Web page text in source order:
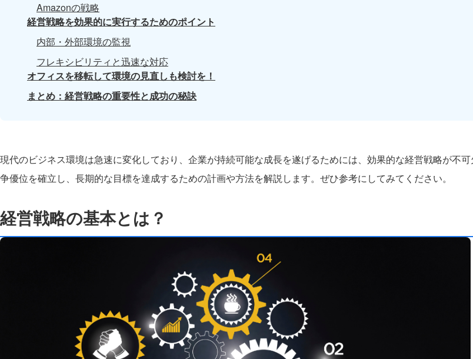
Amazonの戦略
経営戦略を効果的に実行するためのポイント
内部・外部環境の監視
フレキシビリティと迅速な対応
オフィスを移転して環境の見直しも検討を！
まとめ：経営戦略の重要性と成功の秘訣
現代のビジネス環境は急速に変化しており、企業が持続可能な成長を遂げるためには、効果的な経営戦略が不
争優位を確立し、長期的な目標を達成するための計画や方法を解説します。ぜひ参考にしてみてください。
経営戦略の基本とは？